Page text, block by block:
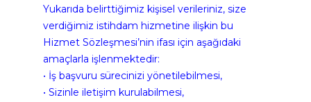
Yukarıda belirttiğimiz kişisel verileriniz, size
verdiğimiz istihdam hizmetine ilişkin bu
Hizmet Sözleşmesi’nin ifası için aşağıdaki
amaçlarla işlenmektedir:
• İş başvuru sürecinizi yönetilebilmesi,
• Sizinle iletişim kurulabilmesi,